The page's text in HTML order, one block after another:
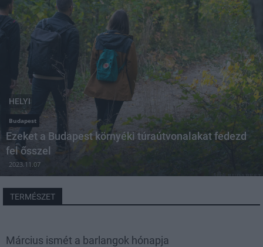
HELYI
Budapest
Ezeket a Budapest környéki túraútvonalakat fedezd
fel ősszel
2023.11.07
TERMÉSZET
Március ismét a barlangok hónapja